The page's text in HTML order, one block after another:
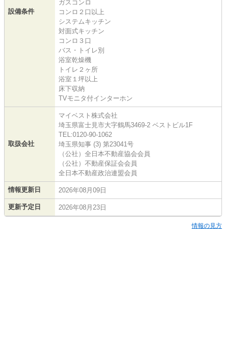
設備条件
ガスコンロ
コンロ２口以上
システムキッチン
対面式キッチン
コンロ３口
バス・トイレ別
浴室乾燥機
トイレ２ヶ所
浴室１坪以上
床下収納
TVモニタ付インターホン
取扱会社
マイベスト株式会社
埼玉県富士見市大字鶴馬3469-2 ベストビル1F
TEL:0120-90-1062
埼玉県知事 (3) 第23041号
（公社）全日本不動産協会会員
（公社）不動産保証会会員
全日本不動産政治連盟会員
情報更新日 2026年08月09日
更新予定日 2026年08月23日
情報の見方